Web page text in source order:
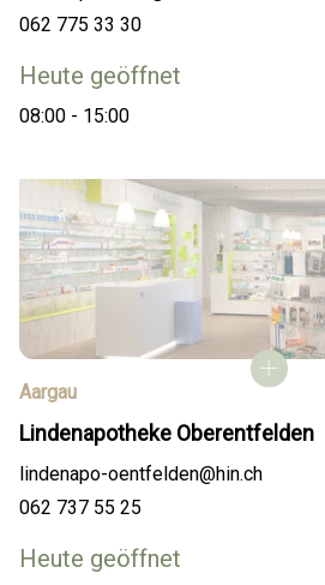
062 775 33 30
Heute geöffnet
08:00 - 15:00
Aargau
Lindenapotheke Oberentfelden
lindenapo-oentfelden@hin.ch
062 737 55 25
Heute geöffnet